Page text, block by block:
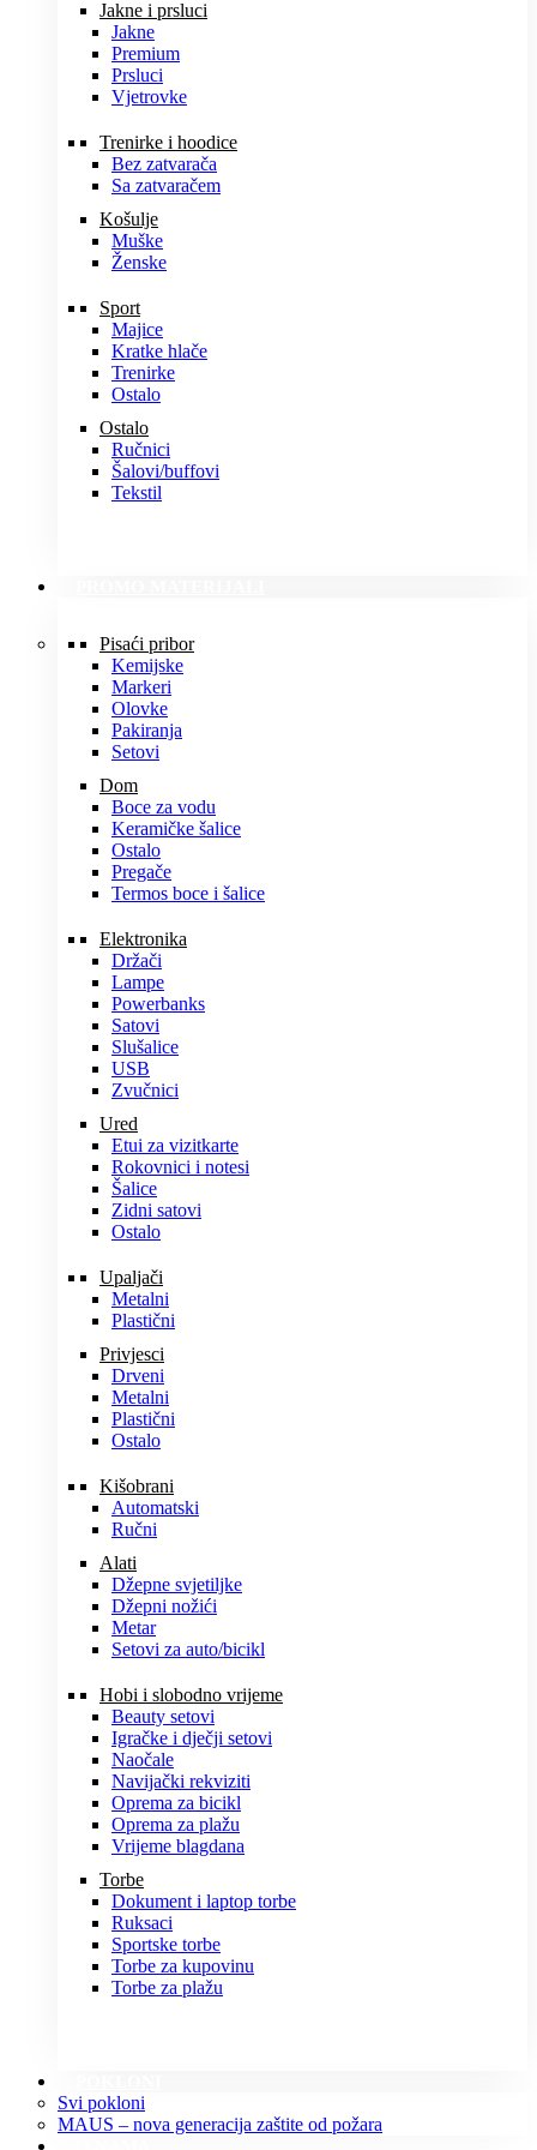
Jakne i prsluci
Jakne
Premium
Prsluci
Vjetrovke
Trenirke i hoodice
Bez zatvarača
Sa zatvaračem
Košulje
Muške
Ženske
Sport
Majice
Kratke hlače
Trenirke
Ostalo
Ostalo
Ručnici
Šalovi/buffovi
Tekstil
Pisaći pribor
Kemijske
Markeri
Olovke
Pakiranja
Setovi
Dom
Boce za vodu
Keramičke šalice
Ostalo
Pregače
Termos boce i šalice
Elektronika
Držači
Lampe
Powerbanks
Satovi
Slušalice
USB
Zvučnici
Ured
Etui za vizitkarte
Rokovnici i notesi
Šalice
Zidni satovi
Ostalo
Upaljači
Metalni
Plastični
Privjesci
Drveni
Metalni
Plastični
Ostalo
Kišobrani
Automatski
Ručni
Alati
Džepne svjetiljke
Džepni nožići
Metar
Setovi za auto/bicikl
Hobi i slobodno vrijeme
Beauty setovi
Igračke i dječji setovi
Naočale
Navijački rekviziti
Oprema za bicikl
Oprema za plažu
Vrijeme blagdana
Torbe
Dokument i laptop torbe
Ruksaci
Sportske torbe
Torbe za kupovinu
Torbe za plažu
Svi pokloni
MAUS – nova generacija zaštite od požara